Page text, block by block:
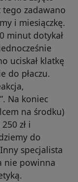
zadawano
i miesiączkę.
minut dotykał
uciskał klatkę
do płaczu.
Na koniec
na środku)
zł i
do
specjalista
nie powinna